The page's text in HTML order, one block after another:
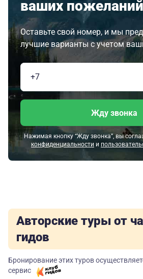
ваших пожеланий
Оставьте свой номер, и мы
лучшие варианты с учетом
Жду звонка
Нажимая кнопку “Жду звонка”, вы
конфиденциальности и
Авторские туры от
гидов
Бронирование этих туров
сервис